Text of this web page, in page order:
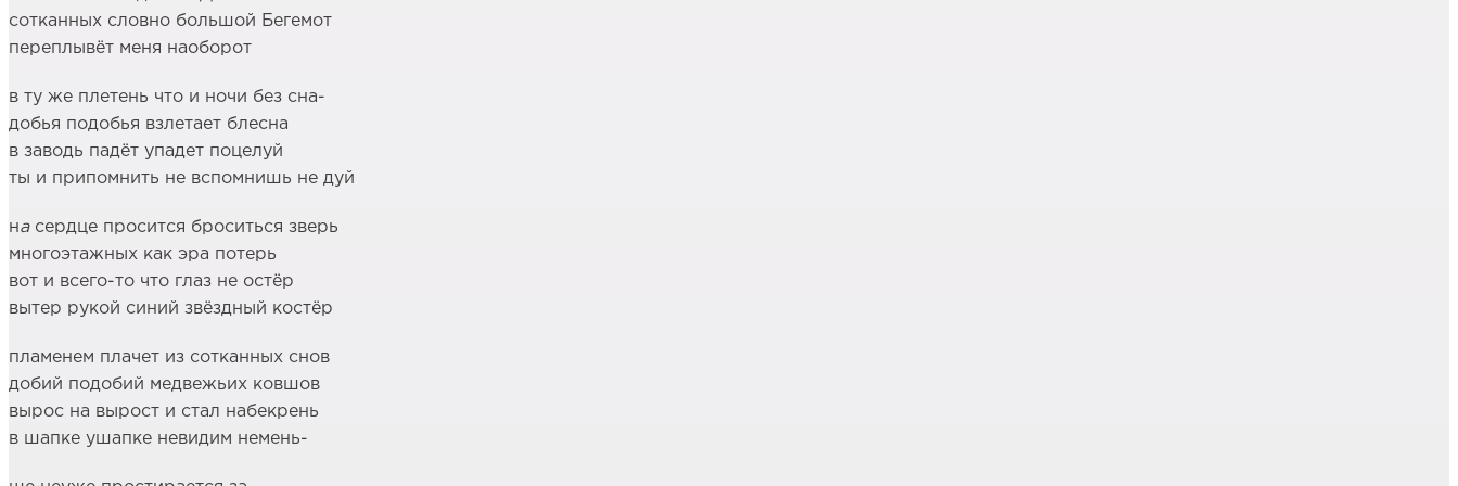
сотканных словно большой Бегемот
переплывёт меня наоборот
в ту же плетень что и ночи без сна-
добья подобья взлетает блесна
в заводь падёт упадет поцелуй
ты и припомнить не вспомнишь не дуй
насердце просится броситься зверь
многоэтажных как эра потерь
вот и всего-то что глаз не остёр
вытер рукой синий звёздный костёр
пламенем плачет из сотканных снов
добий подобий медвежьих ковшов
вырос на вырост и стал набекрень
в шапке ушапке невидим немень-